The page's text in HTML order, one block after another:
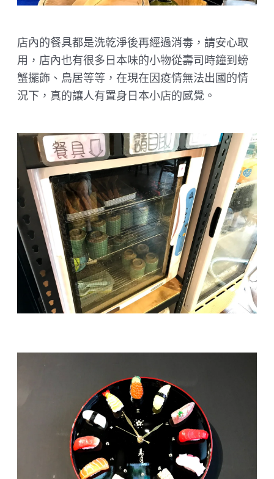
店內的餐具都是洗乾淨後再經過消毒，請安心取
用，店內也有很多日本味的小物從壽司時鐘到螃
蟹擺飾、鳥居等等，在現在因疫情無法出國的情
況下，真的讓人有置身日本小店的感覺。